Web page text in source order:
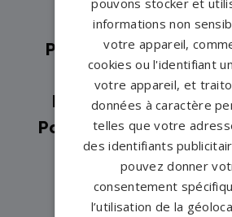
Pompes funèbres -
Pompes funèbres -
Meu→
Pompes funèbres -
Pompes funèbres -
Sur
Pompes funèbres -
Seiche→
pouvons stocker et
informations non
votre appareil,
cookies ou l'identifiant
votre appareil, et
données à caractère
telles que votre
des identifiants
pouvez donner
consentement
l’utilisation de la